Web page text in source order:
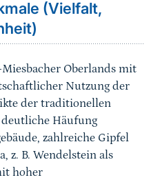
(Vielfalt,
Oberlands mit
Nutzung der
der traditionellen
Häufung
zahlreiche Gipfel
z. B. Wendelstein als
hoher